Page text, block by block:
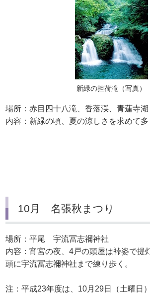
新緑の担荷滝（写真）
場所：赤目四十八滝、香落渓、青蓮寺湖
内容：新緑の頃、夏の涼しさを求めて多
10月 名張秋まつり
場所：平尾 宇流冨志禰神社
内容：宵宮の夜、4戸の頭屋は裃姿で提
頭に宇流冨志禰神社まで練り歩く。
注：平成23年度は、10月29日（土曜日